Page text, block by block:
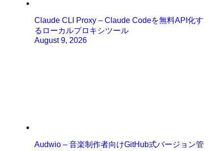
Claude CLI Proxy – Claude Codeを無料API化す
るローカルプロキシツール
August 9, 2026
Audwio – 音楽制作者向けGitHub式バージョン管